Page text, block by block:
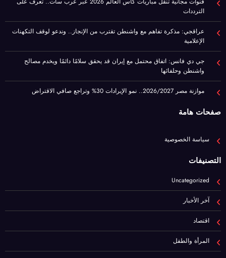
جي دي فانس: اتفاق محتمل مع إيران قد يحقق سلامًا دائمًا ويخدم مصالح
واشنطن وحلفائها
موازنة مصر 2026/2027.. نمو الإيرادات 30% وتراجع صافي الاقتراض
صفحات هامة
سياسة الخصوصية
التصنيفات